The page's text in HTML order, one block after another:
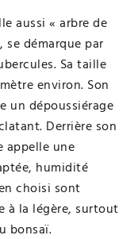
aussi « arbre de
se démarque par
Sa taille
environ. Son
un dépoussiérage
Derrière son
appelle une
humidité
choisi sont
à la légère, surtout
bonsaï.